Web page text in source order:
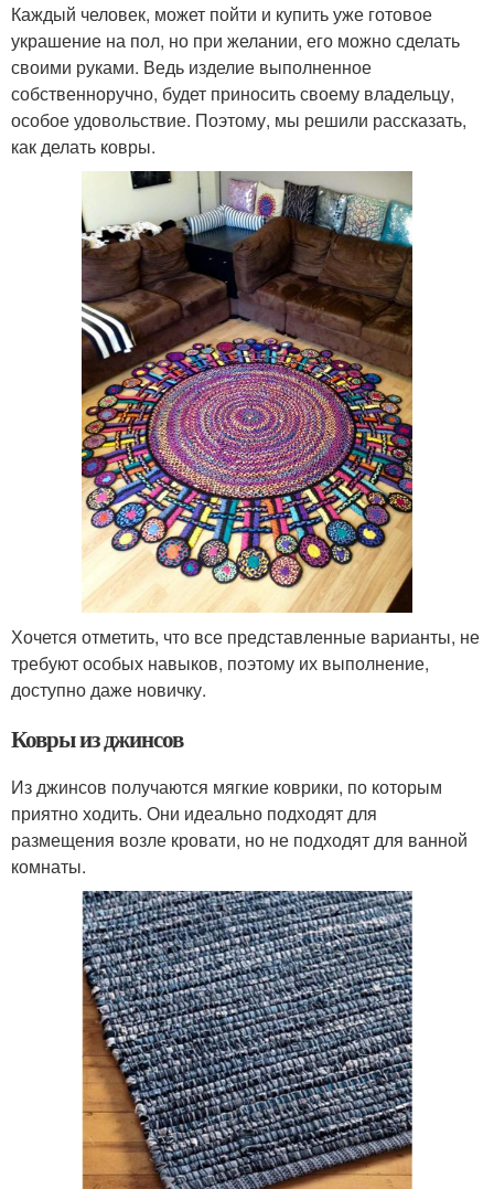
Каждый человек, может пойти и купить уже готовое
украшение на пол, но при желании, его можно сделать
своими руками. Ведь изделие выполненное
собственноручно, будет приносить своему владельцу,
особое удовольствие. Поэтому, мы решили рассказать,
как делать ковры.
Хочется отметить, что все представленные варианты, не
требуют особых навыков, поэтому их выполнение,
доступно даже новичку.
Ковры из джинсов
Из джинсов получаются мягкие коврики, по которым
приятно ходить. Они идеально подходят для
размещения возле кровати, но не подходят для ванной
комнаты.